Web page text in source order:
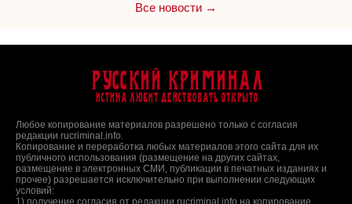
Все новости →
Русский Криминал
Истина любит действовать открыто
Любое копирование материалов разрешено только с согласия
редакции rucriminal.info.
Копирование и переработка любых материалов этого сайта для их
публичного использования (размещение на других сайтах,
размещение в электронных СМИ, публикации в печатных изданиях и
прочее) разрешается исключительно при выполнении следующих
условий:
1) получение согласия от редакции rucriminal.info на копирование